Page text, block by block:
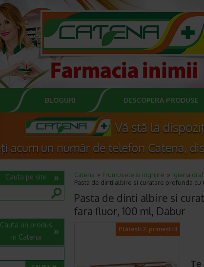
BLOGURI DESCOPERA PRODUSE
Catena Frumusete si ingrijire
Igiena
Pasta de dinti albire si curatare profunda cu
Pasta de dinti albire si
fara fluor, 100 ml, Dabur
Plătești 2, primești 3
Te
Cauta pe site
Cauta un produs
in Catena